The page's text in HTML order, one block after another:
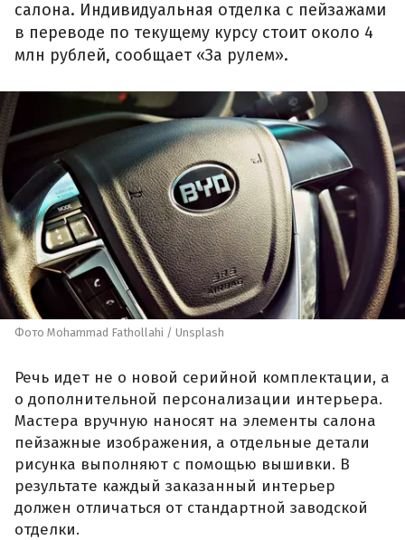
салона. Индивидуальная отделка с пейзажами
в переводе по текущему курсу стоит около 4
млн рублей, сообщает «За рулем».
Фото Mohammad Fathollahi / Unsplash
Речь идет не о новой серийной комплектации, а
о дополнительной персонализации интерьера.
Мастера вручную наносят на элементы салона
пейзажные изображения, а отдельные детали
рисунка выполняют с помощью вышивки. В
результате каждый заказанный интерьер
должен отличаться от стандартной заводской
отделки.